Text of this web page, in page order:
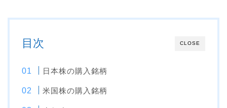
CLOSE
目次
日本株の購入銘柄
米国株の購入銘柄